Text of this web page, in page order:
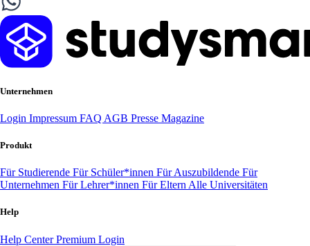
Unternehmen
Login Impressum FAQ AGB Presse Magazine
Produkt
Für Studierende Für Schüler*innen Für Auszubildende Für
Unternehmen Für Lehrer*innen Für Eltern Alle Universitäten
Help
Help CenterPremium Login